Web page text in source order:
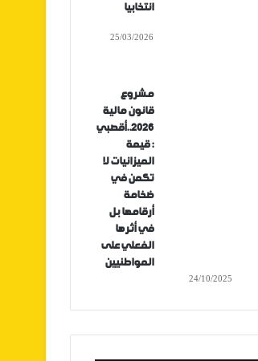
انتخابيا
25/03/2026
مشروع
قانون مالية
2026..أقصبي
: قيمة
الميزانيات لا
تكمن في
ضخامة
أرقامها بل
في أثرها
الفعلي على
المواطنيين
24/10/2025